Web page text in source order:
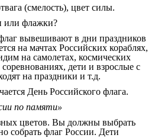
(смелость), цвет силы.
или флажки?
вывешивают в дни праздников
на мачтах Российских кораблях,
на самолетах, космических
дети и взрослые с
на праздники и т.д.
День Российского флага.
по памяти»
цветов. Вы должны выбрать
собрать флаг России. Дети